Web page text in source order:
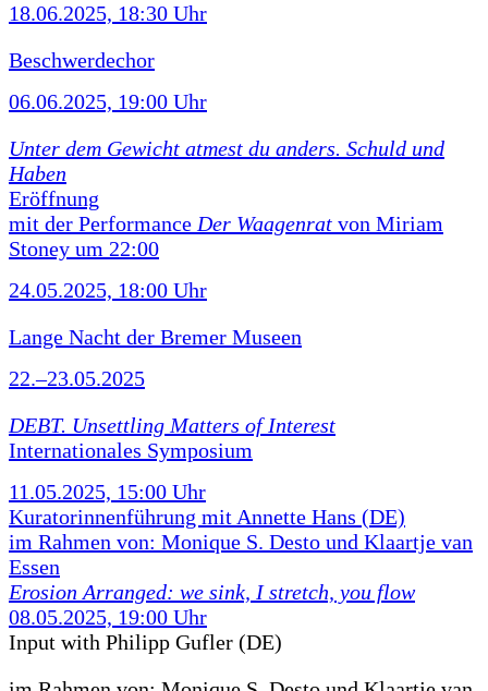
18.06.2025, 18:30 Uhr
Beschwerdechor
06.06.2025, 19:00 Uhr
Unter dem Gewicht atmest du anders. Schuld und
Haben
Eröffnung
mit der Performance Der Waagenrat von Miriam
Stoney um 22:00
24.05.2025, 18:00 Uhr
Lange Nacht der Bremer Museen
22.–23.05.2025
DEBT. Unsettling Matters of Interest
Internationales Symposium
11.05.2025, 15:00 Uhr
Kuratorinnenführung mit Annette Hans (DE)
im Rahmen von: Monique S. Desto und Klaartje van
Essen
Erosion Arranged: we sink, I stretch, you flow
08.05.2025, 19:00 Uhr
Input with Philipp Gufler (DE)